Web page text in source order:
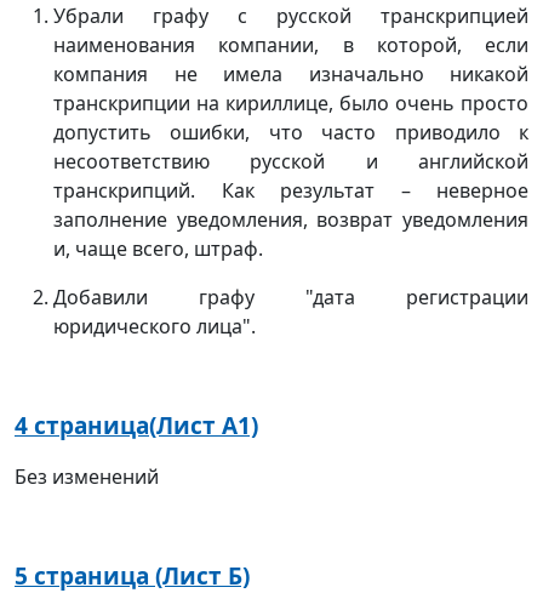
Убрали графу с русской транскрипцией
наименования компании, в которой, если
компания не имела изначально никакой
транскрипции на кириллице, было очень просто
допустить ошибки, что часто приводило к
несоответствию русской и английской
транскрипций. Как результат – неверное
заполнение уведомления, возврат уведомления
и, чаще всего, штраф.
Добавили графу "дата регистрации
юридического лица".
4 страница(Лист А1)
Без изменений
5 страница (Лист Б)